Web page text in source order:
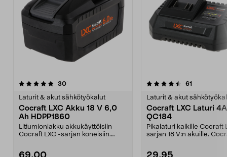
30arvostelut
Laturit & akut sähkötyökalut
Cocraft LXC Akku 18 V 6,0
Ah HDPP1860
Litiumioniakku akkukäyttöisiin
Cocraft LXC -sarjan koneisiin.
4.5viidestä
61
Laturit & akut
Cocraft LXC Laturi
QC184
Pikalaturi kaikille Cocraft
sarjan 18 V:n akuille.
4.5viidestä